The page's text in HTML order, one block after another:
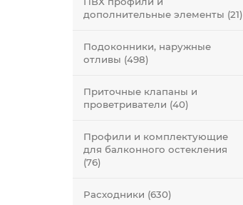
дополнительные элементы (21)
Подоконники, наружные
отливы (498)
Приточные клапаны и
проветриватели (40)
Профили и комплектующие
для балконного остекления
(76)
Расходники (630)